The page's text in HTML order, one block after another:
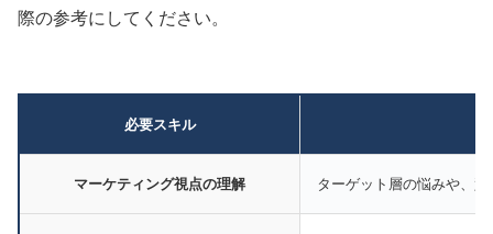
際の参考にしてください。
必要スキル
マーケティング視点の理解 ターゲット層の悩みや、